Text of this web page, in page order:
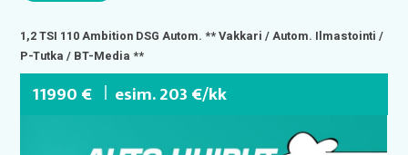
1,2 TSI 110 Ambition DSG Autom. ** Vakkari / Autom. Ilmastointi /
P-Tutka / BT-Media **
11990 € esim. 203 €/kk